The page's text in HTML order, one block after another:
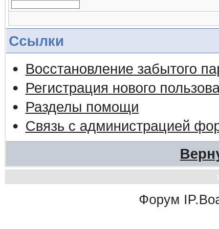
Ссылки
Восстановление забытого
Регистрация нового
Разделы помощи
Связь с администрацией
Форум